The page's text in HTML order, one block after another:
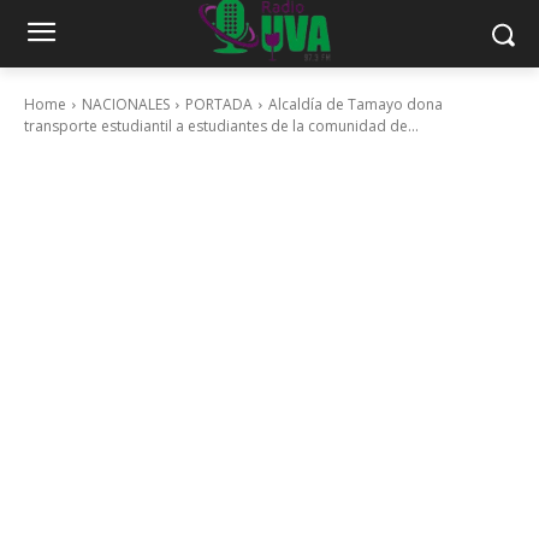
Home NACIONALES PORTADA
Alcaldía de Tamayo dona
transporte estudiantil a estudiantes de la comunidad de...